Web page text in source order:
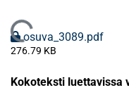
Ladataan...
osuva_3089.pdf
276.79 KB
Kokoteksti luettavissa